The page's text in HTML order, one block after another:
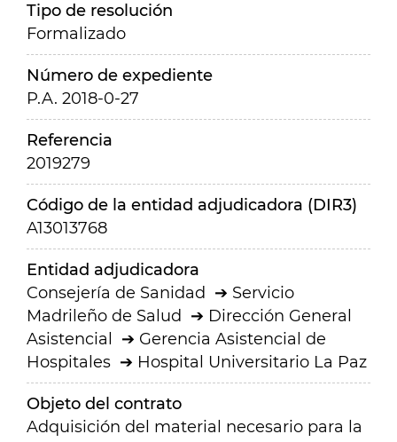
Tipo de resolución
Formalizado
Número de expediente
P.A. 2018-0-27
Referencia
2019279
Código de la entidad adjudicadora (DIR3)
A13013768
Entidad adjudicadora
Consejería de Sanidad
Servicio
Madrileño de Salud
Dirección General
Asistencial
Gerencia Asistencial de
Hospitales
Hospital Universitario La Paz
Objeto del contrato
Adquisición del material necesario para la